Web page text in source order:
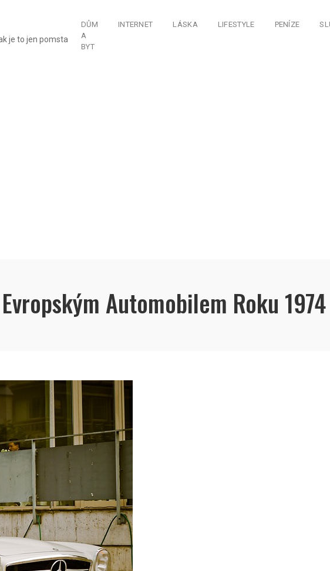
je to jen pomsta
DŮM
A
BYT
INTERNET LÁSKA LIFESTYLE PENÍZE
Automobilem Roku 1974